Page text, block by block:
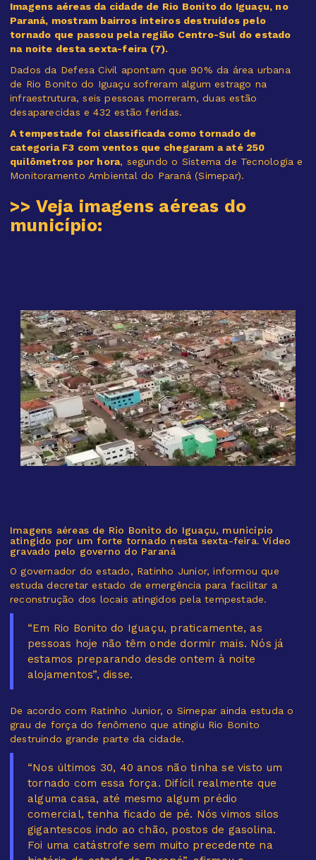
Imagens aéreas da cidade de Rio Bonito do Iguaçu, no
Paraná, mostram bairros inteiros destruídos pelo
tornado que passou pela região Centro-Sul do estado
na noite desta sexta-feira (7).
Dados da Defesa Civil apontam que 90% da área urbana
de Rio Bonito do Iguaçu sofreram algum estrago na
infraestrutura, seis pessoas morreram, duas estão
desaparecidas e 432 estão feridas.
A tempestade foi classificada como tornado de
categoria F3 com ventos que chegaram a até 250
quilômetros por hora, segundo o Sistema de Tecnologia e
Monitoramento Ambiental do Paraná (Simepar).
>> Veja imagens aéreas do
município:
Imagens aéreas de Rio Bonito do Iguaçu, município
atingido por um forte tornado nesta sexta-feira. Vídeo
gravado pelo governo do Paraná
O governador do estado, Ratinho Junior, informou que
estuda decretar estado de emergência para facilitar a
reconstrução dos locais atingidos pela tempestade.
“Em Rio Bonito do Iguaçu, praticamente, as
pessoas hoje não têm onde dormir mais. Nós já
estamos preparando desde ontem à noite
alojamentos”, disse.
De acordo com Ratinho Junior, o Simepar ainda estuda o
grau de força do fenômeno que atingiu Rio Bonito
destruindo grande parte da cidade.
“Nos últimos 30, 40 anos não tinha se visto um
tornado com essa força. Difícil realmente que
alguma casa, até mesmo algum prédio
comercial, tenha ficado de pé. Nós vimos silos
gigantescos indo ao chão, postos de gasolina.
Foi uma catástrofe sem muito precedente na